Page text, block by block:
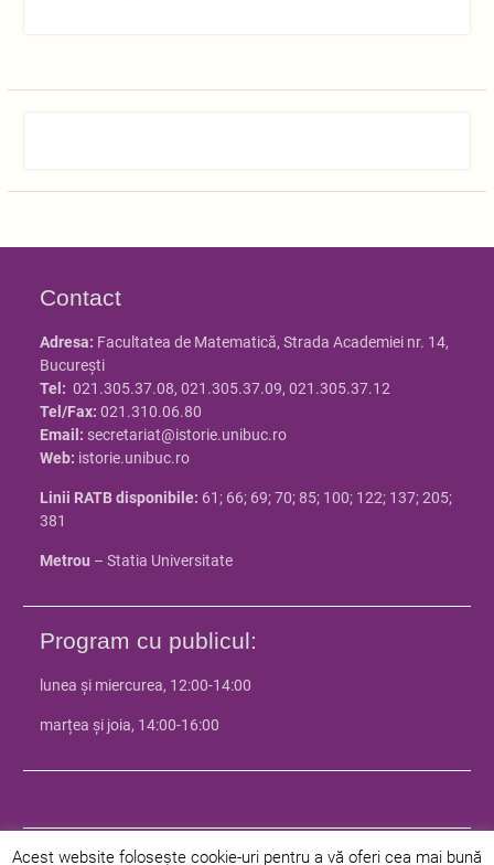
Contact
Adresa: Facultatea de Matematică, Strada Academiei nr. 14,
Bucureşti
Tel: 021.305.37.08, 021.305.37.09, 021.305.37.12
Tel/Fax: 021.310.06.80
Email: secretariat@istorie.unibuc.ro
Web: istorie.unibuc.ro
Linii RATB disponibile: 61; 66; 69; 70; 85; 100; 122; 137; 205;
381
Metrou – Statia Universitate
Program cu publicul:
lunea și miercurea, 12:00-14:00
marțea și joia, 14:00-16:00
Acest website folosește cookie-uri pentru a vă oferi cea mai bună